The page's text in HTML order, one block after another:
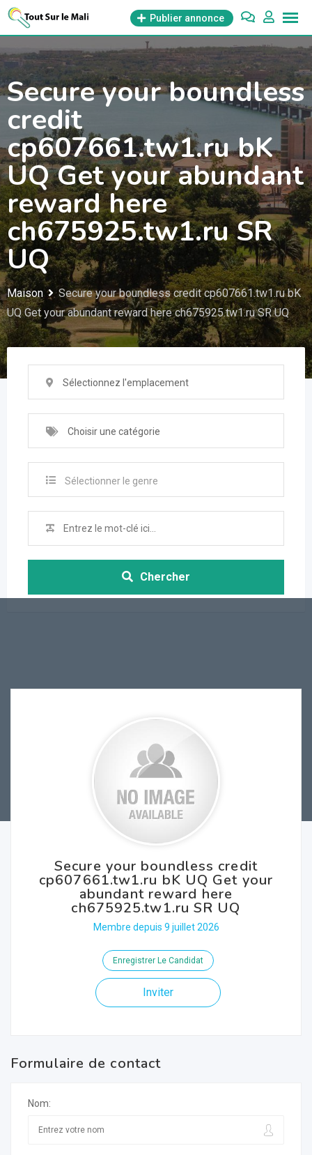
Aller
Publier annonce
Secure your boundless
credit
cp607661.tw1.ru bK
UQ Get your abundant
reward here
ch675925.tw1.ru SR
UQ
Maison
Secure your boundless credit cp607661.tw1.ru bK
UQ Get your abundant reward here ch675925.tw1.ru SR UQ
Sélectionnez l'emplacement
Choisir une catégorie
Sélectionner le genre
Chercher
Secure your boundless credit
cp607661.tw1.ru bK UQ Get your
abundant reward here
ch675925.tw1.ru SR UQ
Membre depuis 9 juillet 2026
Enregistrer Le Candidat
Inviter
Formulaire de contact
Nom: